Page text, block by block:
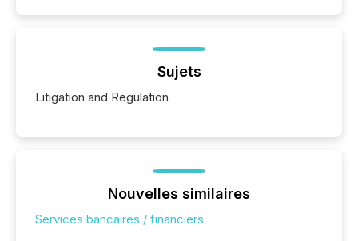
Sujets
Litigation and Regulation
Nouvelles similaires
Services bancaires / financiers